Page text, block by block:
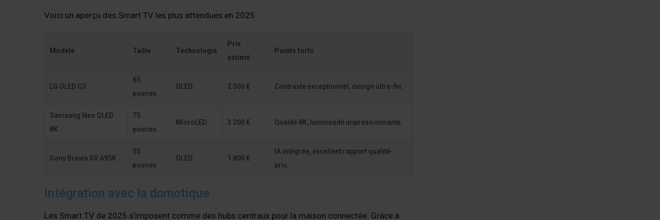
Voici un aperçu des Smart TV les plus attendues en 2025 :
Modèle Taille Technologie
Prix
estimé
Points forts
LG OLED G3
65
pouces
OLED 2 500 € Contraste exceptionnel, design ultra-fin.
Samsung Neo QLED
8K
75
pouces
MicroLED 3 200 € Qualité 8K, luminosité impressionnante.
Sony Bravia XR A95K
55
pouces
OLED 1 800 €
IA intégrée, excellent rapport qualité-
prix.
Intégration avec la domotique
Les Smart TV de 2025 s’imposent comme des hubs centraux pour la maison connectée. Grâce à